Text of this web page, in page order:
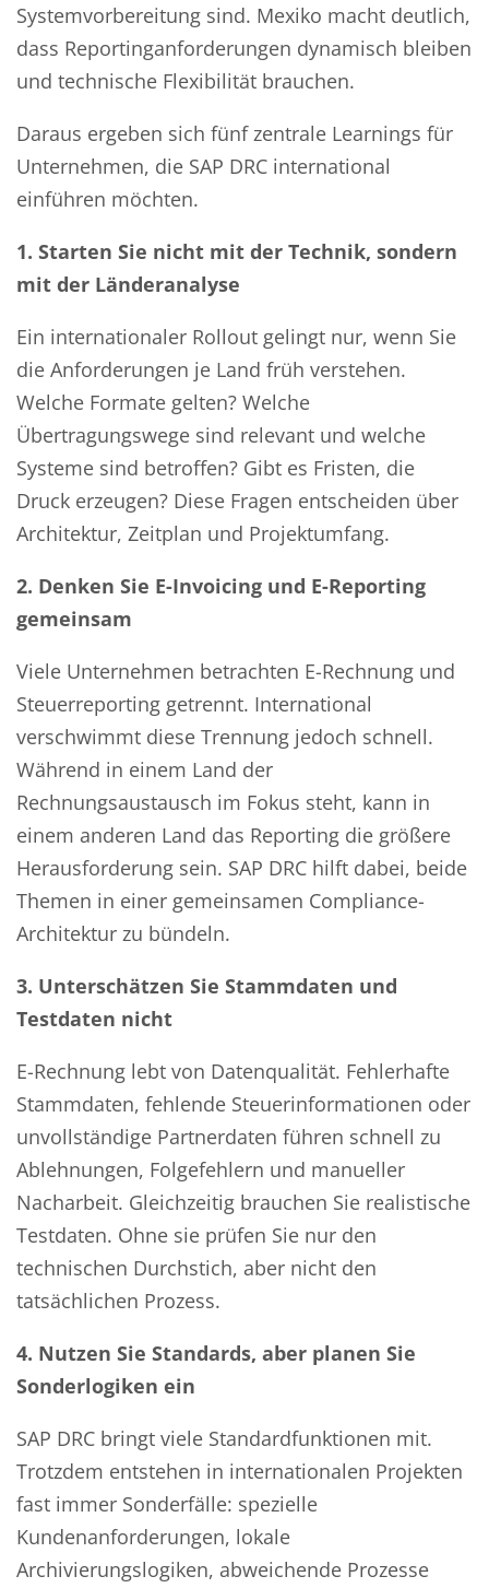
Systemvorbereitung sind. Mexiko macht deutlich,
dass Reportinganforderungen dynamisch bleiben
und technische Flexibilität brauchen.
Daraus ergeben sich fünf zentrale Learnings für
Unternehmen, die SAP DRC international
einführen möchten.
1. Starten Sie nicht mit der Technik, sondern
mit der Länderanalyse
Ein internationaler Rollout gelingt nur, wenn Sie
die Anforderungen je Land früh verstehen.
Welche Formate gelten? Welche
Übertragungswege sind relevant und welche
Systeme sind betroffen? Gibt es Fristen, die
Druck erzeugen? Diese Fragen entscheiden über
Architektur, Zeitplan und Projektumfang.
2. Denken Sie E-Invoicing und E-Reporting
gemeinsam
Viele Unternehmen betrachten E-Rechnung und
Steuerreporting getrennt. International
verschwimmt diese Trennung jedoch schnell.
Während in einem Land der
Rechnungsaustausch im Fokus steht, kann in
einem anderen Land das Reporting die größere
Herausforderung sein. SAP DRC hilft dabei, beide
Themen in einer gemeinsamen Compliance-
Architektur zu bündeln.
3. Unterschätzen Sie Stammdaten und
Testdaten nicht
E-Rechnung lebt von Datenqualität. Fehlerhafte
Stammdaten, fehlende Steuerinformationen oder
unvollständige Partnerdaten führen schnell zu
Ablehnungen, Folgefehlern und manueller
Nacharbeit. Gleichzeitig brauchen Sie realistische
Testdaten. Ohne sie prüfen Sie nur den
technischen Durchstich, aber nicht den
tatsächlichen Prozess.
4. Nutzen Sie Standards, aber planen Sie
Sonderlogiken ein
SAP DRC bringt viele Standardfunktionen mit.
Trotzdem entstehen in internationalen Projekten
fast immer Sonderfälle: spezielle
Kundenanforderungen, lokale
Archivierungslogiken, abweichende Prozesse